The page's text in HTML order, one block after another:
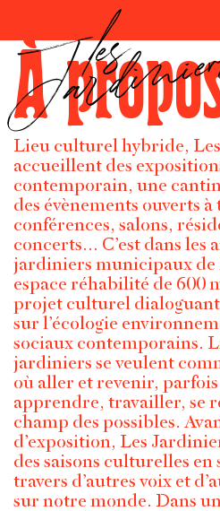
À
Lieu culturel hybride,
accueillent des
contemporain, une
des évènements ouverts à
conférences, salons,
concerts… C’est dans les
jardiniers municipaux de
espace réhabilité de 600
projet culturel dialoguant
sur l’écologie
sociaux contemporains.
jardiniers se veulent
où aller et revenir,
apprendre, travailler, se
champ des possibles.
d’exposition, Les
des saisons culturelles en
travers d’autres voix et
sur notre monde. Dans